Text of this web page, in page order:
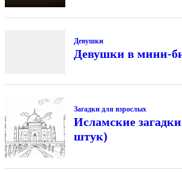
Девушки
Девушки в мини-
Загадки для взрослых
Исламские
штук)